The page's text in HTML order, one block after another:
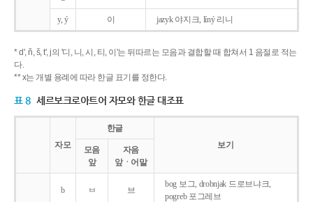
y, ý 이 jazyk야지크, líný 리니
* d', ň, š, t', j의 '디, 니, 시, 티, 이'는 뒤따르는 모음과 결합할 때 합쳐서 1 음절로 적는
다.
** x는 개별 용례에 따라 한글 표기를 정한다.
표 8 세르보크로아트어 자모와 한글 대조표
자모
한글
보기
모음
앞
자음
앞ㆍ어말
b ㅂ 브
bog 보그, drobnjak 드로브냐크,
pogreb 포그레브